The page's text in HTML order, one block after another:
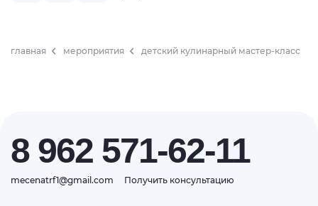
главная мероприятия детский кулинарный мастер-класс
8 962 571-62-11
mecenatrf1@gmail.com Получить консультацию